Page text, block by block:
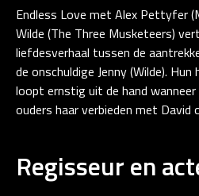
Endless Love met Alex Pettyfer
Wilde (The Three Musketeers)
liefdesverhaal tussen de
de onschuldige Jenny (Wilde).
loopt ernstig uit de hand
ouders haar verbieden met David
Regisseur en